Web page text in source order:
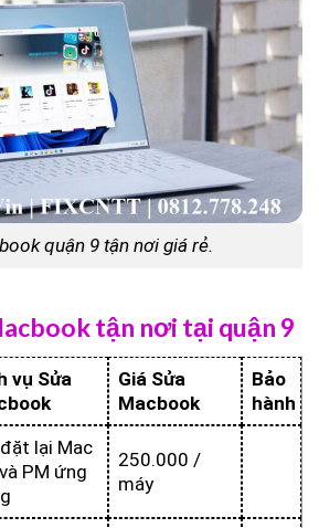
quận 9 tận nơi giá rẻ.
tận nơi tại quận 9
vụ Sửa
Giá Sửa
Macbook
Bảo
hành
lại Mac
PM ứng
250.000 /
máy